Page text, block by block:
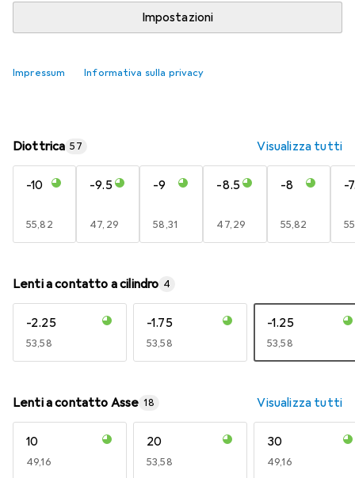
Impostazioni
Impressum Informativa sulla privacy
Aggiungi al carrello
Diottrica 57 Visualizza tutti
-10
EUR
55,82
-9.5
EUR
47,29
-9
EUR
58,31
-8.5
EUR
47,29
-8
EUR
55,82
-
Lenti a contatto a cilindro 4
-2.25
EUR
53,58
-1.75
EUR
53,58
-1.25
EUR
53,58
Lenti a contatto Asse 18 Visualizza tutti
10
EUR
49,16
20
EUR
53,58
30
EUR
49,16